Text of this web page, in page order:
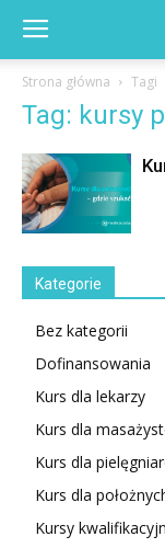
Strona główna Tagi
Tag: kursy
Kategorie
Bez kategorii
Dofinansowania
Kurs dla lekarzy
Kurs dla
Kurs dla
Kurs dla
Kursy